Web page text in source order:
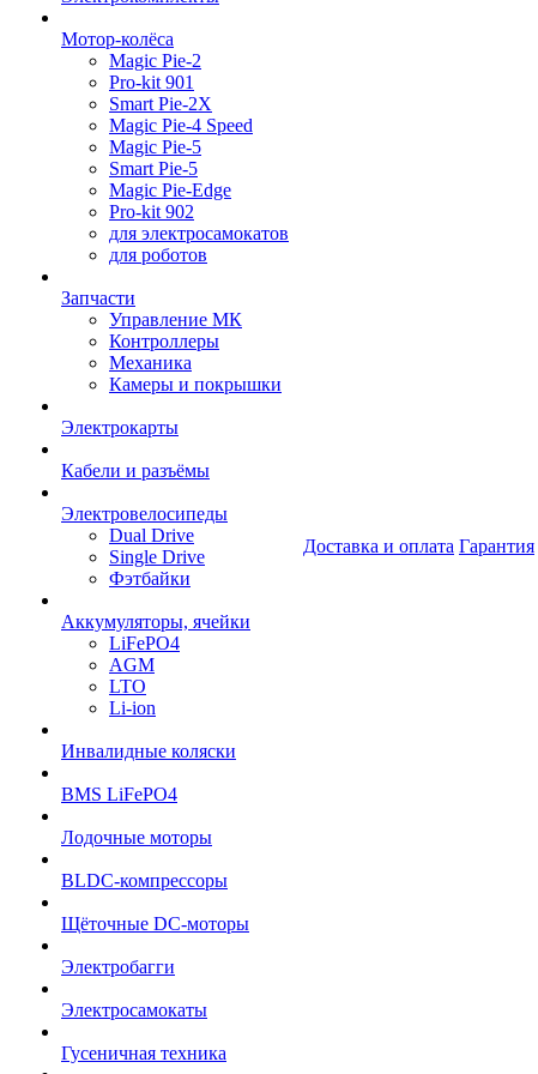
Мотор-колёса
Magic Pie-2
Pro-kit 901
Smart Pie-2X
Magic Pie-4 Speed
Magic Pie-5
Smart Pie-5
Magic Pie-Edge
Pro-kit 902
для электросамокатов
для роботов
Запчасти
Управление МК
Контроллеры
Механика
Камеры и покрышки
Электрокарты
Кабели и разъёмы
Электровелосипеды
Dual Drive
Single Drive
Фэтбайки
Аккумуляторы, ячейки
LiFePO4
AGM
LTO
Li-ion
Инвалидные коляски
BMS LiFePO4
Лодочные моторы
BLDC-компрессоры
Щёточные DC-моторы
Электробагги
Электросамокаты
Гусеничная техника
Доставка и оплата Гарантия